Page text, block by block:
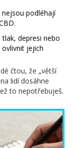
nejsou podléhají
tlak, depresi nebo
jejich
čtou, že „větší
lidí dosáhne
to nepotřebuješ.